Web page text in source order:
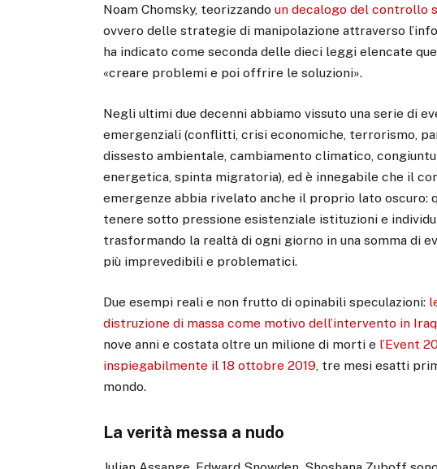
Noam Chomsky, teorizzandoun decalogo del controllo
ovvero delle strategie di manipolazione attraverso
ha indicato come seconda delle dieci leggi elencate
«creare problemi e poi offrire le soluzioni».
Negli ultimi due decenni abbiamo vissuto una serie di
emergenziali (conflitti, crisi economiche, terrorismo,
dissesto ambientale, cambiamento climatico,
energetica, spinta migratoria), ed è innegabile che il
emergenze abbia rivelato anche il proprio lato oscuro:
tenere sotto pressione esistenziale istituzioni e
trasformando la realtà di ogni giorno in una somma di
più imprevedibili e problematici.
Due esempi reali e non frutto di opinabili speculazioni:
distruzione di massa come motivo dell’intervento in Iraq
nove anni e costata oltre un milione di morti e l’Event
inspiegabilmente il 18 ottobre 2019, tre mesi esatti
mondo.
La verità messa a nudo